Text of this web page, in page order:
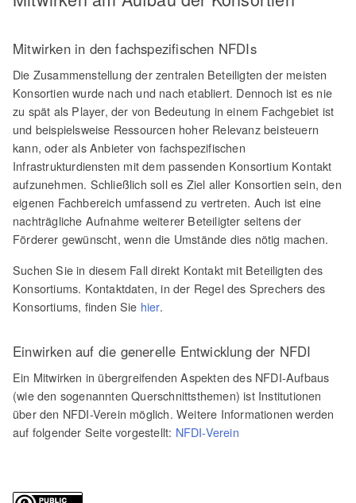
Mitwirken in den fachspezifischen NFDIs
Die Zusammenstellung der zentralen Beteiligten der meisten
Konsortien wurde nach und nach etabliert. Dennoch ist es nie
zu spät als Player, der von Bedeutung in einem Fachgebiet ist
und beispielsweise Ressourcen hoher Relevanz beisteuern
kann, oder als Anbieter von fachspezifischen
Infrastrukturdiensten mit dem passenden Konsortium Kontakt
aufzunehmen. Schließlich soll es Ziel aller Konsortien sein, den
eigenen Fachbereich umfassend zu vertreten. Auch ist eine
nachträgliche Aufnahme weiterer Beteiligter seitens der
Förderer gewünscht, wenn die Umstände dies nötig machen.
Suchen Sie in diesem Fall direkt Kontakt mit Beteiligten des
Konsortiums. Kontaktdaten, in der Regel des Sprechers des
Konsortiums, finden Sie hier.
Einwirken auf die generelle Entwicklung der NFDI
Ein Mitwirken in übergreifenden Aspekten des NFDI-Aufbaus
(wie den sogenannten Querschnittsthemen) ist Institutionen
über den NFDI-Verein möglich. Weitere Informationen werden
auf folgender Seite vorgestellt: NFDI-Verein